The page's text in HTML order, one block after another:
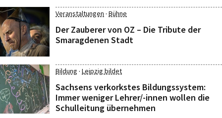
Veranstaltungen · Bühne
Der Zauberer von OZ – Die Tribute der
Smaragdenen Stadt
Bildung · Leipzig bildet
Sachsens verkorkstes Bildungssystem:
Immer weniger Lehrer/-innen wollen die
Schulleitung übernehmen